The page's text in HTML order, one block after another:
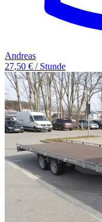
Andreas
27,50 € / Stunde